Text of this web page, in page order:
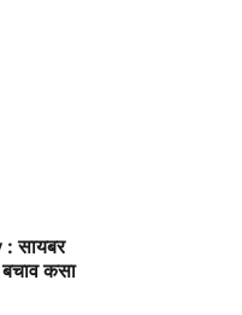
सायबर
कसा